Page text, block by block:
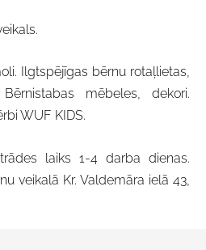
Ilgtspējīgas bērnu rotaļlietas,
mēbeles, dekori.
WUF KIDS.
laiks 1-4 darba dienas.
veikalā Kr. Valdemāra ielā 43,